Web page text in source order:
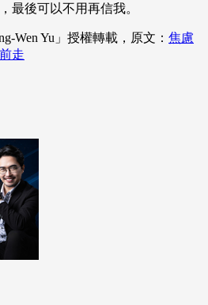
最後可以不用再信我。
Wen Yu」授權轉載，原文： 焦慮
走